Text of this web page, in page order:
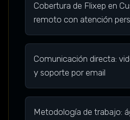
Cobertura de Flixep en
remoto con atención
Comunicación directa:
y soporte por email
Metodología de trabajo: